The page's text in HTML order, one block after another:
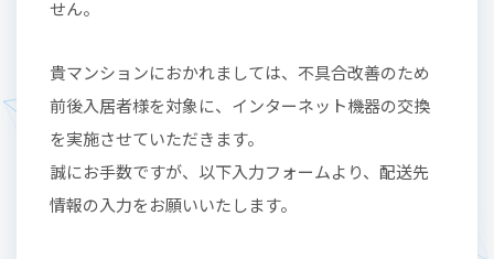
せん。
貴マンションにおかれましては、不具合改善のため
前後入居者様を対象に、インターネット機器の交換
を実施させていただきます。
誠にお手数ですが、以下入力フォームより、配送先
情報の入力をお願いいたします。